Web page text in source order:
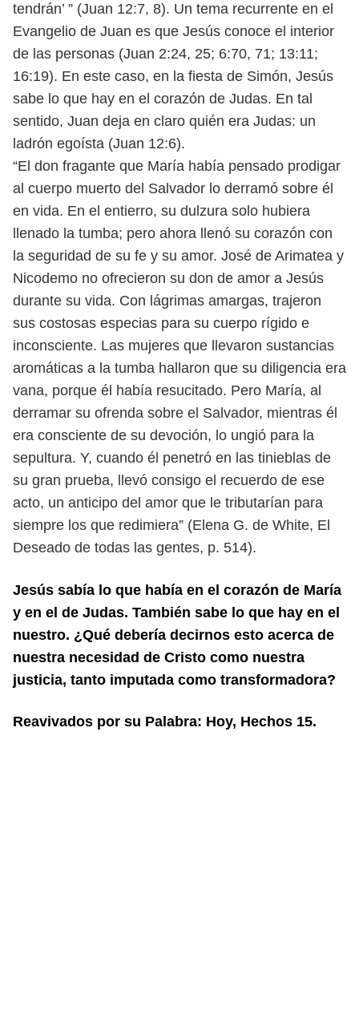
tendrán’ ” (Juan 12:7, 8). Un tema recurrente en el
Evangelio de Juan es que Jesús conoce el interior
de las personas (Juan 2:24, 25; 6:70, 71; 13:11;
16:19). En este caso, en la fiesta de Simón, Jesús
sabe lo que hay en el corazón de Judas. En tal
sentido, Juan deja en claro quién era Judas: un
ladrón egoísta (Juan 12:6).
“El don fragante que María había pensado prodigar
al cuerpo muerto del Salvador lo derramó sobre él
en vida. En el entierro, su dulzura solo hubiera
llenado la tumba; pero ahora llenó su corazón con
la seguridad de su fe y su amor. José de Arimatea y
Nicodemo no ofrecieron su don de amor a Jesús
durante su vida. Con lágrimas amargas, trajeron
sus costosas especias para su cuerpo rígido e
inconsciente. Las mujeres que llevaron sustancias
aromáticas a la tumba hallaron que su diligencia era
vana, porque él había resucitado. Pero María, al
derramar su ofrenda sobre el Salvador, mientras él
era consciente de su devoción, lo ungió para la
sepultura. Y, cuando él penetró en las tinieblas de
su gran prueba, llevó consigo el recuerdo de ese
acto, un anticipo del amor que le tributarían para
siempre los que redimiera” (Elena G. de White, El
Deseado de todas las gentes, p. 514).
Jesús sabía lo que había en el corazón de María
y en el de Judas. También sabe lo que hay en el
nuestro. ¿Qué debería decirnos esto acerca de
nuestra necesidad de Cristo como nuestra
justicia, tanto imputada como transformadora?
Reavivados por su Palabra: Hoy, Hechos 15.